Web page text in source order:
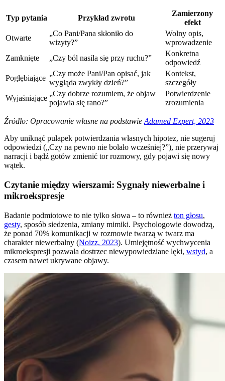
Typ pytania Przykład zwrotu
Zamierzony
efekt
Otwarte
„Co Pani/Pana skłoniło do
wizyty?”
Wolny opis,
wprowadzenie
Zamknięte
„Czy ból nasila się przy ruchu?”
Konkretna
odpowiedź
Pogłębiające
„Czy może Pani/Pan opisać, jak
wygląda zwykły dzień?”
Kontekst,
szczegóły
Wyjaśniające
„Czy dobrze rozumiem, że objaw
pojawia się rano?”
Potwierdzenie
zrozumienia
Źródło: Opracowanie własne na podstawie Adamed Expert, 2023
Aby uniknąć pułapek potwierdzania własnych hipotez, nie sugeruj
odpowiedzi („Czy na pewno nie bolało wcześniej?”), nie przerywaj
narracji i bądź gotów zmienić tor rozmowy, gdy pojawi się nowy
wątek.
Czytanie między wierszami: Sygnały niewerbalne i
mikroekspresje
Badanie podmiotowe to nie tylko słowa – to również ton głosu,
gesty, sposób siedzenia, zmiany mimiki. Psychologowie dowodzą,
że ponad 70% komunikacji w rozmowie twarzą w twarz ma
charakter niewerbalny (Noizz, 2023). Umiejętność wychwycenia
mikroekspresji pozwala dostrzec niewypowiedziane lęki, wstyd, a
czasem nawet ukrywane objawy.